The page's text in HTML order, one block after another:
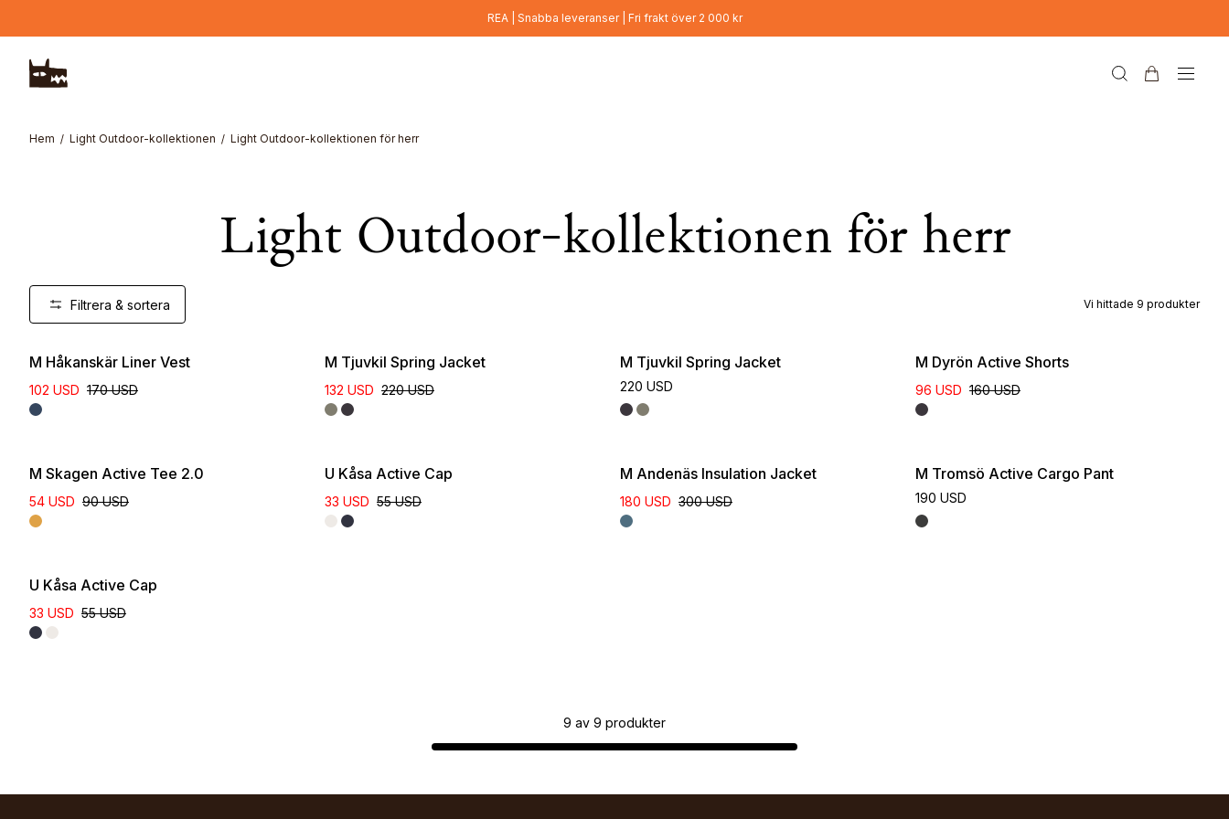
REA | Snabba leveranser | Fri frakt över 2 000 kr
Hem Light Outdoor-kollektionen Light Outdoor-kollektionen för herr
Light Outdoor-kollektionen för herr
Filtrera & sortera Vi hittade 9 produkter
M Håkanskär Liner Vest
102 USD 170 USD
M Tjuvkil Spring Jacket
132 USD 220 USD
M Tjuvkil Spring Jacket
220 USD
M Dyrön Active Shorts
96 USD 160 USD
M Skagen Active Tee 2.0
54 USD 90 USD
U Kåsa Active Cap
33 USD 55 USD
M Andenäs Insulation Jacket
180 USD 300 USD
M Tromsö Active Cargo Pant
190 USD
U Kåsa Active Cap
33 USD 55 USD
9 av 9 produkter